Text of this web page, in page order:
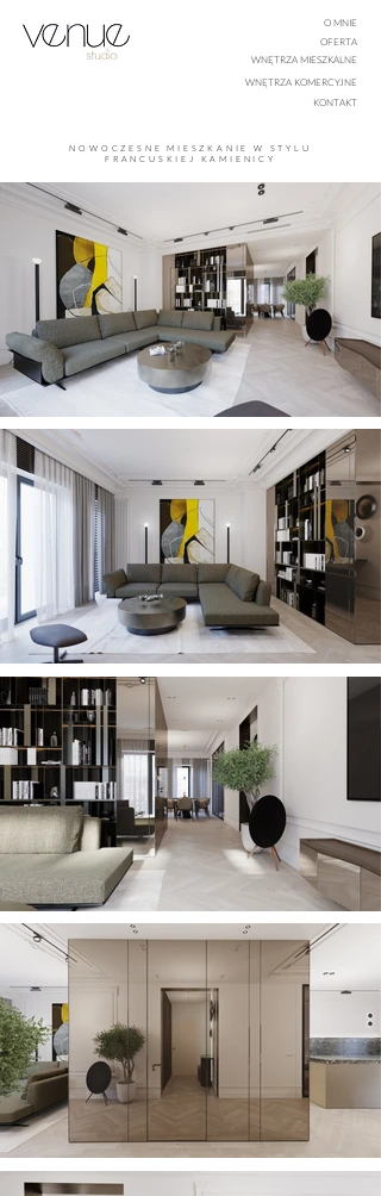
O MNIE
OFERTA
WNĘTRZA MIESZKALNE
WNĘTRZA KOMERCYJNE
KONTAKT
NOWOCZESNE MIESZKANIE W STYLU
FRANCUSKIEJ KAMIENICY